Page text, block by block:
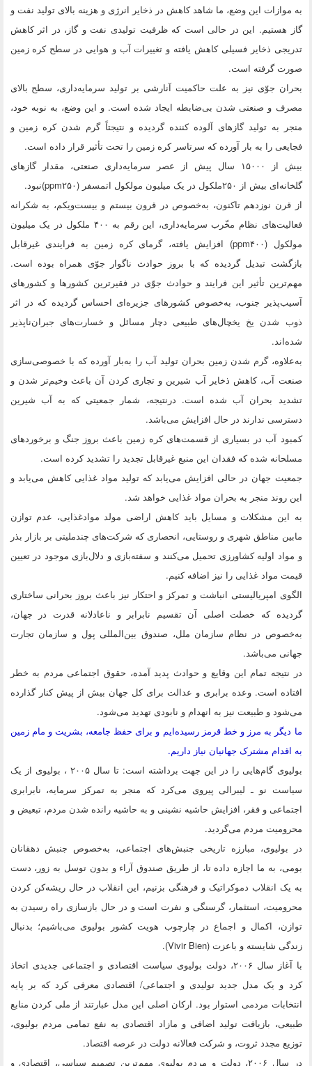
به موازات این وضع، ما شاهد کاهش در ذخایر انرژی و هزینه بالای تولید نفت و
گاز هستیم. این در حالی است که ظرفیت تولیدی نفت و گاز، ‌در اثر کاهش
تدریجی ذخایر فسیلی کاهش یافته و تغییرات آب و هوایی در سطح کره زمین
صورت گرفته است.
بحران جوّی نیز به علت حاکمیت آنارشی بر تولید سرمایه‌داری، سطح بالای
مصرف و صنعتی شدن بی‌ضابطه ایجاد شده است. و این وضع، به نوبه خود،‌
منجر به تولید گازهای آلوده کننده گردیده و نتیجتاً گرم شدن کره زمین و
فجایعی را به بار آورده که سرتاسر کره زمین را تحت تأثیر قرار داده است.
بیش از ۱۵۰۰۰ سال پیش از عصر سرمایه‌داری صنعتی، مقدار گازهای
گلخانه‌ای بیش از ۲۵۰ملکول در یک میلیون مولکول اتمسفر (ppm۲۵۰)نبود.
از قرن نوزدهم تاکنون، به‌خصوص در قرون بیستم و بیست‌ویکم، به شکرانه
فعالیت‌های نظام مخّرب سرمایه‌داری، این رقم به ۴۰۰ ملکول در یک میلیون
مولکول (ppm۴۰۰) افزایش یافته،‌ گرمای کره زمین به فرایندی غیرقابل
بازگشت تبدیل گردیده که با بروز حوادث ناگوار جوّی همراه بوده است.
مهم‌ترین تأثیر این فرایند و حوادث جوّی در فقیرترین کشورها و کشورهای
آسیب‌پذیر جنوب، ‌به‌خصوص کشورهای جزیره‌ای احساس گردیده که در اثر
ذوب شدن یخ یخچال‌های طبیعی دچار مسائل و خسارت‌های جبران‌ناپذیر
شده‌اند.
به‌علاوه، گرم شدن زمین بحران تولید آب را به‌بار آورده که با خصوصی‌سازی
صنعت آب،‌ کاهش ذخایر آب شیرین و تجاری کردن آن باعث وخیم‌تر شدن و
تشدید بحران آب شده است. درنتیجه، شمار جمعیتی که به آب شیرین
دسترسی ندارند در حال افزایش می‌باشد.
کمبود آب در بسیاری از قسمت‌های کره زمین باعث بروز جنگ و برخوردهای
مسلحانه شده که فقدان این منبع غیرقابل تجدید را تشدید کرده است.
جمعیت جهان در حالی افزایش می‌یابد که تولید مواد غذایی کاهش می‌یابد و
این روند منجر به بحران مواد غذایی خواهد شد.
به این مشکلات و مسایل باید کاهش اراضی مولد موادغذایی، عدم توازن
مابین مناطق شهری و روستایی، انحصاری که شرکت‌‌های چندملیتی بر بازار بذر
و مواد اولیه کشاورزی تحمیل می‌کنند و سفته‌بازی و دلال‌بازی موجود در تعیین
قیمت مواد غذایی را نیز اضافه کنیم.
الگوی امپریالیستی انباشت و تمرکز و احتکار نیز باعث بروز بحرانی ساختاری
گردیده که خصلت اصلی آن تقسیم نابرابر و ناعادلانه قدرت در جهان،
به‌خصوص در نظام سازمان ملل، صندوق بین‌المللی پول و سازمان تجارت
جهانی می‌باشد.
در نتیجه تمام این وقایع و حوادث پدید آمده، حقوق اجتماعی مردم به خطر
افتاده است. وعده برابری و عدالت برای کل جهان بیش از پیش کنار گذارده
می‌شود و طبیعت نیز به انهدام و نابودی تهدید می‌شود.
ما دیگر به مرز و خط قرمز رسیده‌ایم و برای حفظ جامعه، بشریت و مام زمین
به اقدام مشترک جهانیان نیاز داریم.
بولیوی گام‌هایی را در این جهت برداشته است: تا سال ۲۰۰۵ ، بولیوی از یک
سیاست نو ـ لیبرالی پیروی می‌کرد که منجر به تمرکز سرمایه‌، نابرابری
اجتماعی و فقر، افزایش حاشیه نشینی و به حاشیه رانده شدن مردم، تبعیض و
محرومیت مردم می‌گردید.
در بولیوی، مبارزه تاریخی جنبش‌های اجتماعی، به‌خصوص جنبش دهقانان
بومی، به ما اجازه داده تا، از طریق صندوق آراء و بدون توسل به زور، دست
به یک انقلاب دموکراتیک و فرهنگی بزنیم، این انقلاب در حال ریشه‌کن کردن
محرومیت،‌ استثمار، گرسنگی و نفرت است و در حال بازسازی راه رسیدن به
توازن،‌ اکمال و اجماع در چارچوب هویت کشور بولیوی می‌باشیم؛ بدنبال
زندگی شایسته و باعزت (Vivir Bien).
با آغاز سال ۲۰۰۶، دولت بولیوی سیاست اقتصادی و اجتماعی جدیدی اتخاذ
کرد و یک مدل جدید تولیدی و اجتماعی/ اقتصادی معرفی کرد که بر پایه
انتخابات مردمی استوار بود. ارکان اصلی این مدل عبارتند از ملی کردن منابع
طبیعی، بازیافت تولید اضافی و مازاد اقتصادی به نفع تمامی مردم بولیوی،
توزیع مجدد ثروت، و شرکت فعالانه دولت در عرصه اقتصاد.
در سال ۲۰۰۶، دولت و مردم بولیوی مهم‌ترین تصمیم سیاسی، اقتصادی و